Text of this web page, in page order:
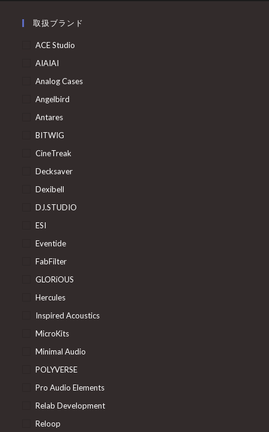
取扱ブランド
ACE Studio
AIAIAI
Analog Cases
Angelbird
Antares
BITWIG
CineTreak
Decksaver
Dexibell
DJ.STUDIO
ESI
Eventide
FabFilter
GLORiOUS
Hercules
Inspired Acoustics
MicroKits
Minimal Audio
POLYVERSE
Pro Audio Elements
Relab Development
Reloop